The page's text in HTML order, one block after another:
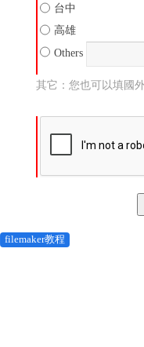
台中
高雄
Others
其它：您也可以填國
filemaker教程